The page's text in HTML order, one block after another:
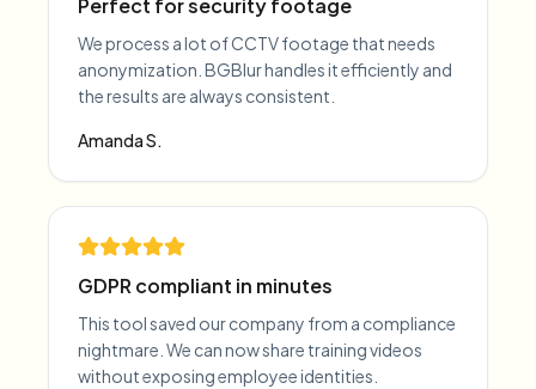
Perfect for security footage
We process a lot of CCTV footage that needs
anonymization. BGBlur handles it efficiently and
the results are always consistent.
Amanda S.
GDPR compliant in minutes
This tool saved our company from a compliance
nightmare. We can now share training videos
without exposing employee identities.